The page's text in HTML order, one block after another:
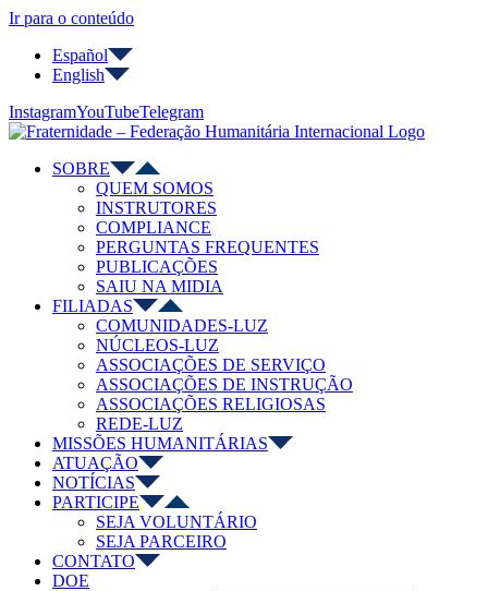
Ir para o conteúdo
Español
English
InstagramYouTubeTelegram
SOBRE
QUEM SOMOS
INSTRUTORES
COMPLIANCE
PERGUNTAS FREQUENTES
PUBLICAÇÕES
SAIU NA MIDIA
FILIADAS
COMUNIDADES-LUZ
NÚCLEOS-LUZ
ASSOCIAÇÕES DE SERVIÇO
ASSOCIAÇÕES DE INSTRUÇÃO
ASSOCIAÇÕES RELIGIOSAS
REDE-LUZ
MISSÕES HUMANITÁRIAS
ATUAÇÃO
NOTÍCIAS
PARTICIPE
SEJA VOLUNTÁRIO
SEJA PARCEIRO
CONTATO
DOE